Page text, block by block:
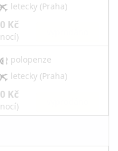
letecky (Praha)
Kč
polopenze
letecky (Praha)
Kč